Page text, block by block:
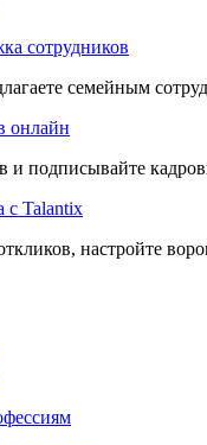
сотрудников
семейным
онлайн
и подписывайте
с Talantix
настройте